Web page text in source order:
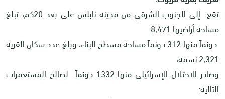
تقع إلى الجنوب الشرقي من مدينة نابلس على بعد 20كم، تبلغ
مساحة أراضيها 8,471
دونماً منها 312 دونماً مساحة مسطح البناء، وبلغ عدد سكان القرية
2,321 نسمة،
وصادر الاحتلال الإسرائيلي منها 1332 دونماً لصالح المستعمرات
التالية: